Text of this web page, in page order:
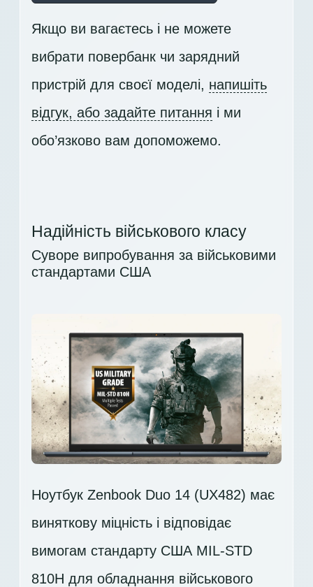
Якщо ви вагаєтесь і не можете
вибрати повербанк чи зарядний
пристрій для своєї моделі, напишіть
відгук, або задайте питання і ми
обо’язково вам допоможемо.
Надійність військового класу
Суворе випробування за військовими
стандартами США
Ноутбук Zenbook Duo 14 (UX482) має
виняткову міцність і відповідає
вимогам стандарту США MIL-STD
810H для обладнання військового